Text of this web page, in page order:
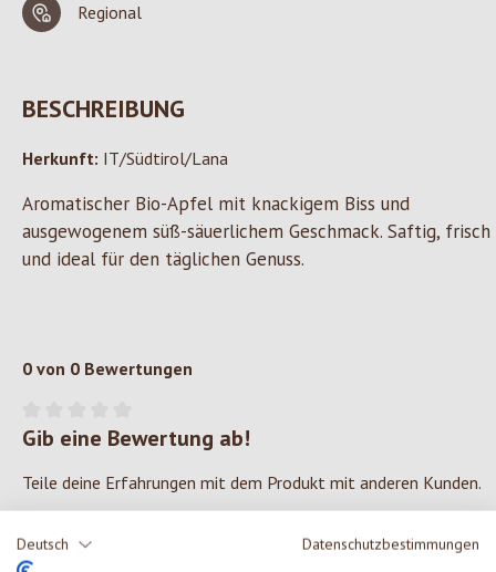
Deutsch Datenschutzbestimmungen
Regional
BESCHREIBUNG
Herkunft: IT/Südtirol/Lana
Aromatischer Bio-Apfel mit knackigem Biss und
ausgewogenem süß-säuerlichem Geschmack. Saftig, frisch
und ideal für den täglichen Genuss.
0 von 0 Bewertungen
Durchschnittliche Bewertung von 0 von 5 Sternen
Gib eine Bewertung ab!
Teile deine Erfahrungen mit dem Produkt mit anderen Kunden.
SCHREIBE EINE BEWERTUNG